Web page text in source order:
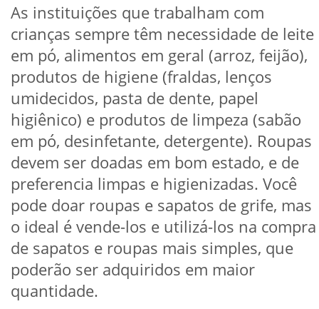
As instituições que trabalham com
crianças sempre têm necessidade de leite
em pó, alimentos em geral (arroz, feijão),
produtos de higiene (fraldas, lenços
umidecidos, pasta de dente, papel
higiênico) e produtos de limpeza (sabão
em pó, desinfetante, detergente). Roupas
devem ser doadas em bom estado, e de
preferencia limpas e higienizadas. Você
pode doar roupas e sapatos de grife, mas
o ideal é vende-los e utilizá-los na compra
de sapatos e roupas mais simples, que
poderão ser adquiridos em maior
quantidade.